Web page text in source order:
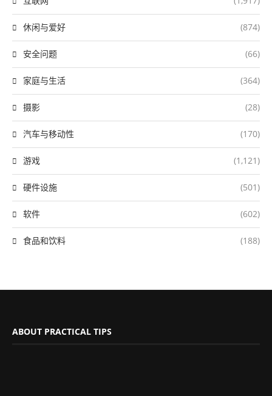
休闲与爱好 (874)
安全问题 (66)
家庭与生活 (364)
摄影 (28)
汽车与移动性 (170)
游戏 (1,121)
硬件设施 (501)
软件 (602)
食品和饮料 (188)
ABOUT PRACTICAL TIPS